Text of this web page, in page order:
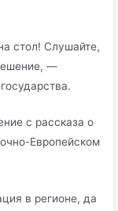
стол! Слушайте,
—
с рассказа о
Европейском
в регионе, да